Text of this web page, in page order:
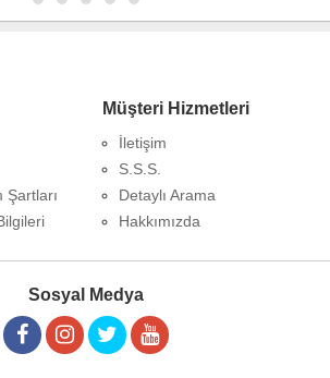
Şartları
Müşteri Hizmetleri
İletişim
S.S.S.
Detaylı Arama
Hakkımızda
Sosyal Medya